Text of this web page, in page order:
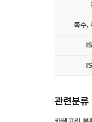
쪽수,
관련분류